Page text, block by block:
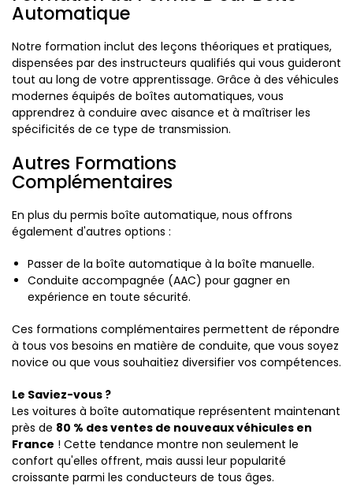
Automatique
Notre formation inclut des leçons théoriques et pratiques,
dispensées par des instructeurs qualifiés qui vous guideront
tout au long de votre apprentissage. Grâce à des véhicules
modernes équipés de boîtes automatiques, vous
apprendrez à conduire avec aisance et à maîtriser les
spécificités de ce type de transmission.
Autres Formations
Complémentaires
En plus du permis boîte automatique, nous offrons
également d'autres options :
Passer de la boîte automatique à la boîte manuelle.
Conduite accompagnée (AAC) pour gagner en
expérience en toute sécurité.
Ces formations complémentaires permettent de répondre
à tous vos besoins en matière de conduite, que vous soyez
novice ou que vous souhaitiez diversifier vos compétences.
Le Saviez-vous ?
Les voitures à boîte automatique représentent maintenant
près de 80 % des ventes de nouveaux véhicules en
France ! Cette tendance montre non seulement le
confort qu'elles offrent, mais aussi leur popularité
croissante parmi les conducteurs de tous âges.